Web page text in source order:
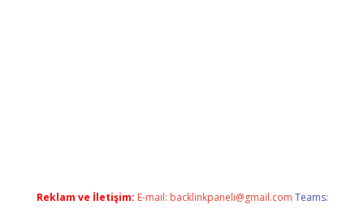
Reklam ve İletişim: E-mail: backlinkpaneli@gmail.com Teams: